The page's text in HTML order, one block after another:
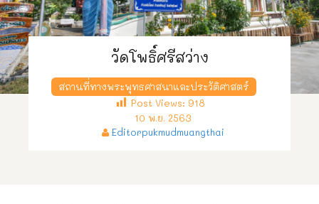
วัดโพธิ์ศรีสว่าง
สถานที่ทางพระพุทธศาสนาและประวัติศาสตร์
Post Views: 918
10 พ.ย. 2563
Editorpukmudmuangthai